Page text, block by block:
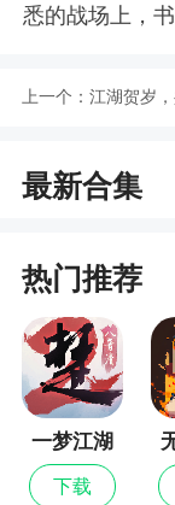
悉的战场上，
上一个： 江湖贺岁
启
最新合集
热门推荐
一梦江湖
下载